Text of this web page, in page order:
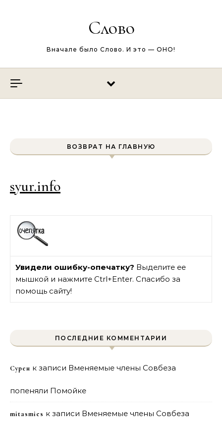
Слово
Вначале было Слово. И это — ОНО!
ВОЗВРАТ НА ГЛАВНУЮ
syur.info
Увидели ошибку-опечатку? Выделите ее
мышкой и нажмите Ctrl+Enter. Спасибо за
помощь сайту!
ПОСЛЕДНИЕ КОММЕНТАРИИ
Сурен к записи Вменяемые члены Совбеза
попеняли Помойке
mitasmies к записи Вменяемые члены Совбеза